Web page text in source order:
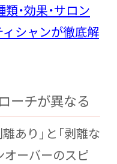
・効果・サロン
ィシャンが徹底解
ーチが異なる
あり」と「剥離な
オーバーのスピ